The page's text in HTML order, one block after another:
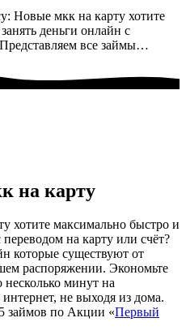
Новые мкк на карту хотите
деньги онлайн с
все займы…
на карту
хотите максимально быстро и
на карту или счёт?
которые существуют от
распоряжении. Экономьте
несколько минут на
не выходя из дома.
займов по Акции «Первый